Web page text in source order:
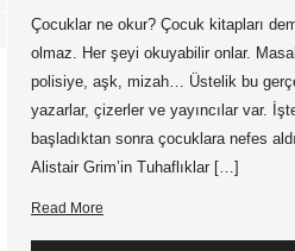
Çocuklar ne okur? Çocuk kitapları
olmaz. Her şeyi okuyabilir onlar.
polisiye, aşk, mizah… Üstelik bu
yazarlar, çizerler ve yayıncılar var.
başladıktan sonra çocuklara nefes
Alistair Grim’in Tuhaflıklar […]
Read More